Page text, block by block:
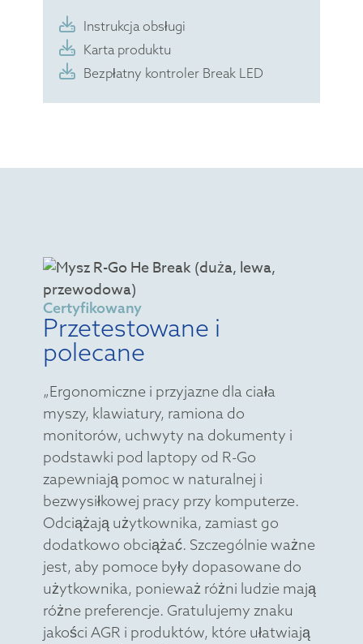
Instrukcja obsługi
Karta produktu
Bezpłatny kontroler Break LED
Certyfikowany
Przetestowane i
polecane
„Ergonomiczne i przyjazne dla ciała
myszy, klawiatury, ramiona do
monitorów, uchwyty na dokumenty i
podstawki pod laptopy od R-Go
zapewniają pomoc w naturalnej i
bezwysiłkowej pracy przy komputerze.
Odciążają użytkownika, zamiast go
dodatkowo obciążać. Szczególnie ważne
jest, aby pomoce były dopasowane do
użytkownika, ponieważ różni ludzie mają
różne preferencje. Gratulujemy znaku
jakości AGR i produktów, które ułatwiają